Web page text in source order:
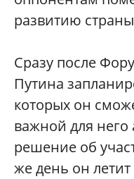
развитию
Сразу после
Путина
которых он
важной для него
решение об
же день он